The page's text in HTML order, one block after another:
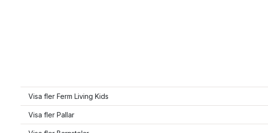
Visa fler Ferm Living Kids
Visa fler Pallar